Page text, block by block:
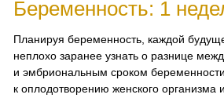
Беременность: 1
Планируя беременность, каждой
неплохо заранее узнать о разнице
и эмбриональным сроком
к оплодотворению женского организма